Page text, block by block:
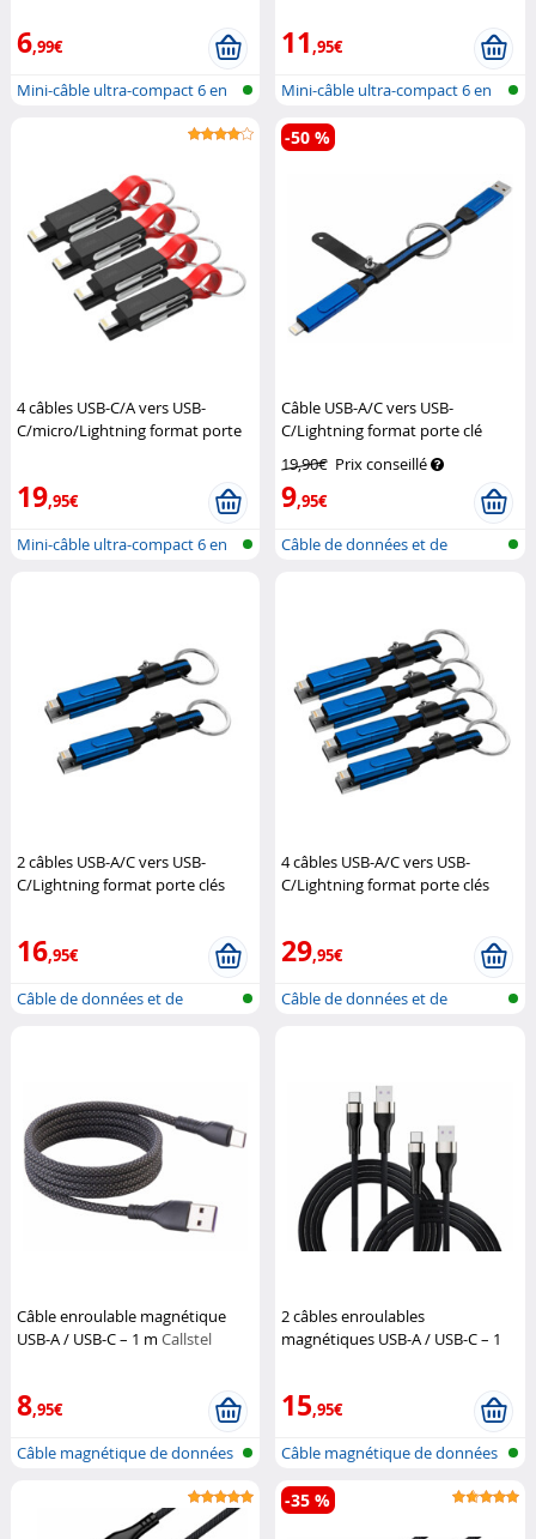
6,99€
Mini-câble ultra-compact 6 en
11,95€
Mini-câble ultra-compact 6 en
1 USB...
4 câbles USB-C/A vers USB-
C/micro/Lightning format porte
19,95€
Mini-câble ultra-compact 6 en
Câble USB-A/C vers USB-
C/Lightning format porte clé
Power Delivery 100 WCallstel
19,90€ Prix conseillé
9,95€
-50 %
Câble de données et de
2 câbles USB-A/C vers USB-
C/Lightning format porte clés
16,95€
Câble de données et de
4 câbles USB-A/C vers USB-
C/Lightning format porte clés
29,95€
Câble de données et de
Câble enroulable magnétique
USB-A / USB-C – 1 m Callstel
8,95€
Câble magnétique de données
2 câbles enroulables
magnétiques USB-A / USB-C – 1
15,95€
Câble magnétique de données
et de c...
-35 %